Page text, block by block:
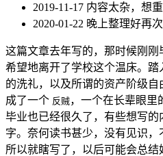
2019-11-17 内容太杂，想
2020-01-22 晚上整理好再
这篇文章去年写的，那时候刚
希望地离开了学校这个温床。
的洗礼，以及所谓的资产阶级
成了一个 反贼，一个在长辈眼里
毕业也已经很久了，有些想写
字。奈何读书甚少，没有见识，
所以就瞎写了，以后可能会总结